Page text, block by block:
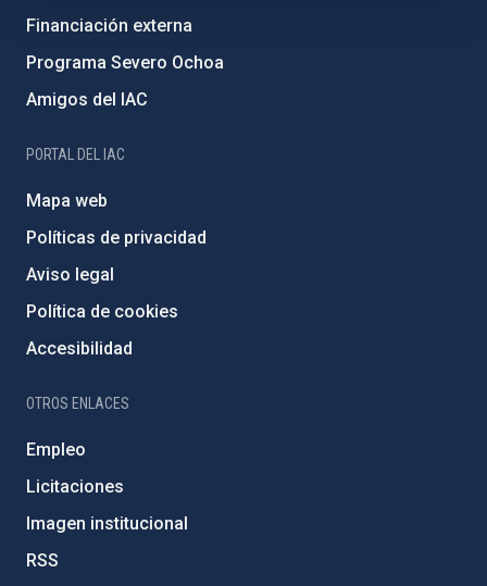
Financiación externa
Programa Severo Ochoa
Amigos del IAC
PORTAL DEL IAC
Mapa web
Políticas de privacidad
Aviso legal
Política de cookies
Accesibilidad
OTROS ENLACES
Empleo
Licitaciones
Imagen institucional
RSS